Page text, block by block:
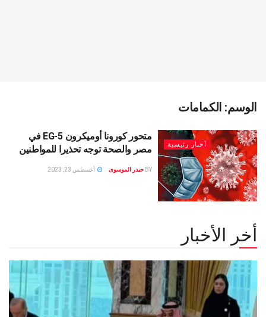
الوسم: الكمامات
أخبار رئيسية
متحور كورونا أوميكرون EG-5 في
مصر والصحة توجه تحذيرا للمواطنين
BY حيدر الموسوى أغسطس 23, 2023
أخر الأخبار